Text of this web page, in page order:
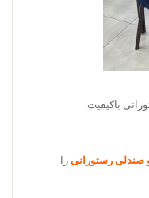
باکیفیت
و صندلی رستورانی را